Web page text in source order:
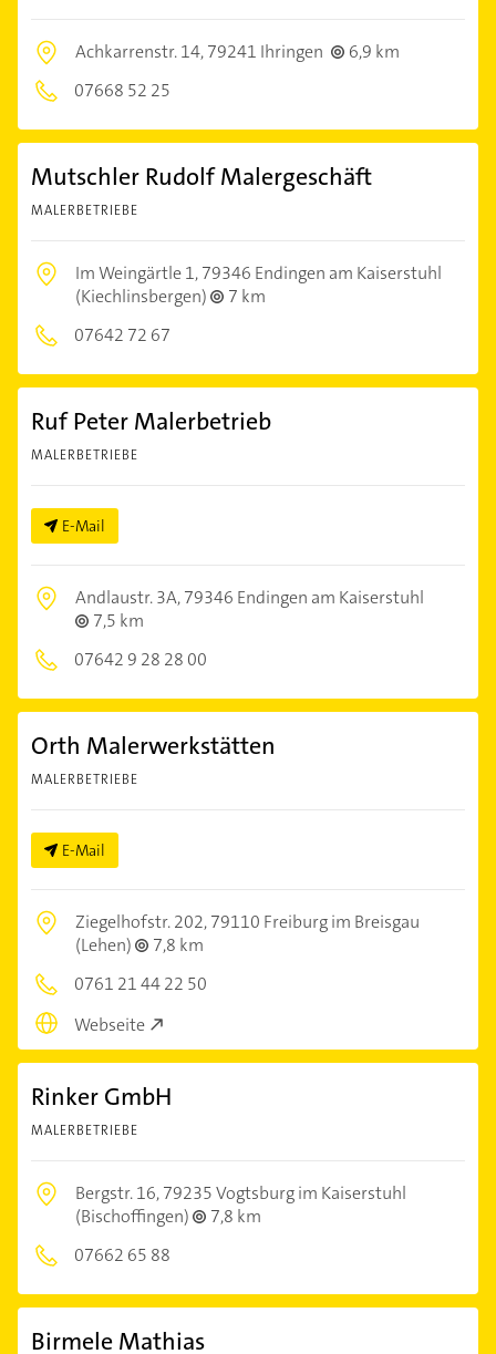
Achkarrenstr. 14,79241 Ihringen
6,9 km
07668 52 25
Mutschler Rudolf Malergeschäft
MALERBETRIEBE
Im Weingärtle 1,79346 Endingen am Kaiserstuhl
(Kiechlinsbergen)
7 km
07642 72 67
Ruf Peter Malerbetrieb
MALERBETRIEBE
E-Mail
Andlaustr. 3A,79346 Endingen am Kaiserstuhl
7,5 km
07642 9 28 28 00
Orth Malerwerkstätten
MALERBETRIEBE
E-Mail
Ziegelhofstr. 202,79110 Freiburg im Breisgau
(Lehen)
7,8 km
0761 21 44 22 50
Webseite
Rinker GmbH
MALERBETRIEBE
Bergstr. 16,79235 Vogtsburg im Kaiserstuhl
(Bischoffingen)
7,8 km
07662 65 88
Birmele Mathias